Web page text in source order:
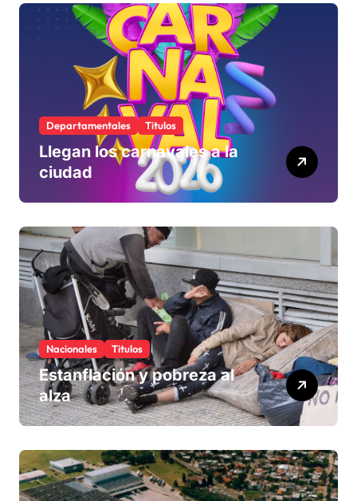
rechaza
Departamentales Titulos
Llegan los carnavales a la
ciudad
Nacionales Titulos
Estanflación y pobreza al
alza